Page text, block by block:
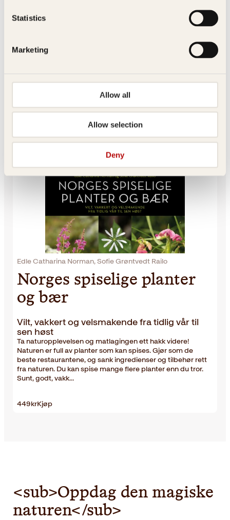
Statistics
Marketing
Allow all
Allow selection
Deny
biltaket, el…
<sub>Sank planter og bær
på tur i skogen</sub>
Edle Catharina Norman, Sofie Grøntvedt Railo
Norges spiselige planter
og bær
Vilt, vakkert og velsmakende fra tidlig vår til
sen høst
Ta naturopplevelsen og matlagingen ett hakk videre!
Naturen er full av planter som kan spises. Gjør som de
beste restaurantene, og sank ingredienser og tilbehør rett
fra naturen. Du kan spise mange flere planter enn du tror.
Sunt, godt, vakk…
449krKjøp
<sub>Oppdag den magiske
naturen</sub>